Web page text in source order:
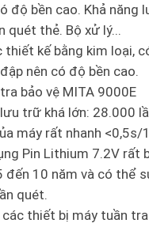
độ bền cao. Khả năng
quét thẻ. Bộ xử lý...
thiết kế bằng kim loại,
nên có độ bền cao.
bảo vệ MITA 9000E
trữ khá lớn: 28.000
máy rất nhanh <0,5s/
Pin Lithium 7.2V rất
10 năm và có thể
quét.
các thiết bị máy tuần